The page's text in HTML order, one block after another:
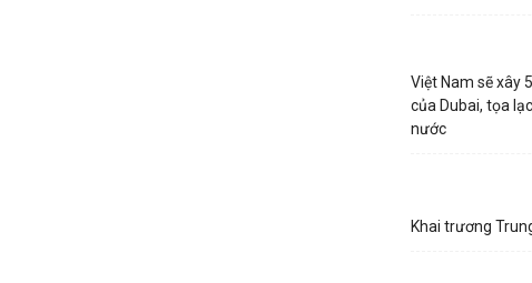
Việt Nam sẽ xây
của Dubai, tọa
nước
Khai trương